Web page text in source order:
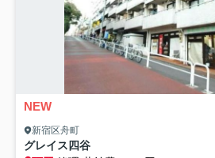
NEW
新宿区舟町
グレイス四谷